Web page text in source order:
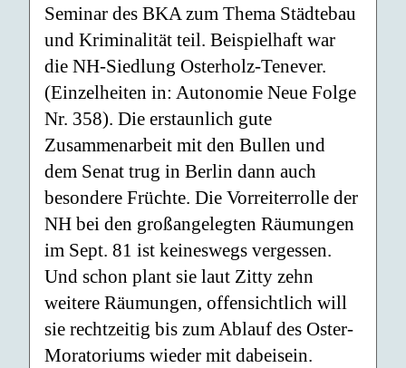
Seminar des BKA zum Thema Städtebau
und Kriminalität teil. Beispielhaft war
die NH-Siedlung Osterholz-Tenever.
(Einzelheiten in: Autonomie Neue Folge
Nr. 358). Die erstaunlich gute
Zusammenarbeit mit den Bullen und
dem Senat trug in Berlin dann auch
besondere Früchte. Die Vorreiterrolle der
NH bei den großangelegten Räumungen
im Sept. 81 ist keineswegs vergessen.
Und schon plant sie laut Zitty zehn
weitere Räumungen, offensichtlich will
sie rechtzeitig bis zum Ablauf des Oster-
Moratoriums wieder mit dabeisein.